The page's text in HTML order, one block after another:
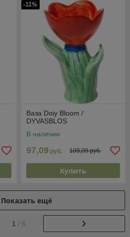
-11%
Ваза Doiy Bloom /
DYVASBLOS
В наличии
97,09 руб. 109,09 руб.
Купить
Показать ещё
1 / 6